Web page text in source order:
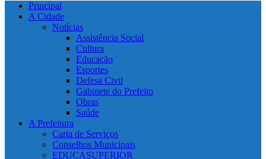
Principal
A Cidade
Notícias
Assistência Social
Cultura
Educação
Esportes
Defesa Civil
Gabinete do Prefeito
Obras
Saúde
A Prefeitura
Carta de Serviços
Conselhos Municipais
EDUCASUPERIOR